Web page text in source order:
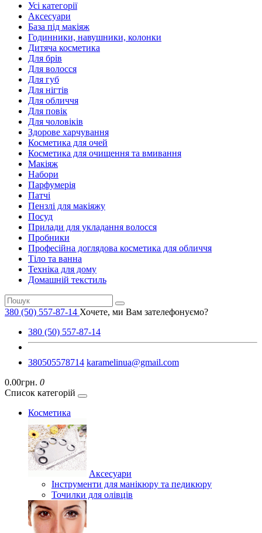
Усі категорії
Аксесуари
База під макіяж
Годинники, навушники, колонки
Дитяча косметика
Для брів
Для волосся
Для губ
Для нігтів
Для обличчя
Для повік
Для чоловіків
Здорове харчування
Косметика для очей
Косметика для очищення та вмивання
Макіяж
Набори
Парфумерія
Патчі
Пензлі для макіяжу
Посуд
Прилади для укладання волосся
Пробники
Професійна доглядова косметика для обличчя
Тіло та ванна
Техніка для дому
Домашній текстиль
380 (50) 557-87-14 Хочете, ми Вам зателефонуємо?
380 (50) 557-87-14
380505578714 karamelinua@gmail.com
0.00грн. 0
Список категорій
Косметика
Аксесуари
Інструменти для манікюру та педикюру
Точилки для олівців